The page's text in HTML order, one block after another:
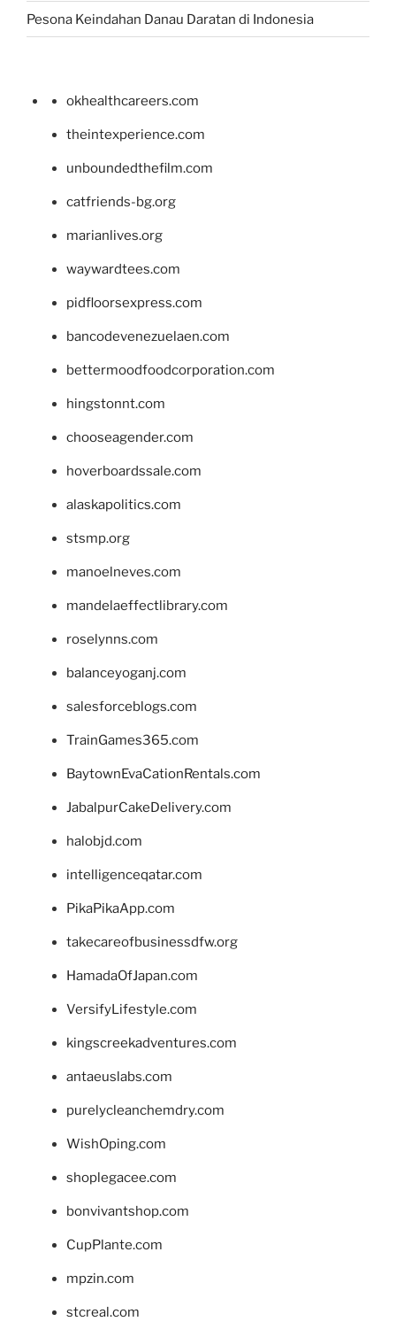
Pesona Keindahan Danau Daratan di Indonesia
okhealthcareers.com
theintexperience.com
unboundedthefilm.com
catfriends-bg.org
marianlives.org
waywardtees.com
pidfloorsexpress.com
bancodevenezuelaen.com
bettermoodfoodcorporation.com
hingstonnt.com
chooseagender.com
hoverboardssale.com
alaskapolitics.com
stsmp.org
manoelneves.com
mandelaeffectlibrary.com
roselynns.com
balanceyoganj.com
salesforceblogs.com
TrainGames365.com
BaytownEvaCationRentals.com
JabalpurCakeDelivery.com
halobjd.com
intelligenceqatar.com
PikaPikaApp.com
takecareofbusinessdfw.org
HamadaOfJapan.com
VersifyLifestyle.com
kingscreekadventures.com
antaeuslabs.com
purelycleanchemdry.com
WishOping.com
shoplegacee.com
bonvivantshop.com
CupPlante.com
mpzin.com
stcreal.com